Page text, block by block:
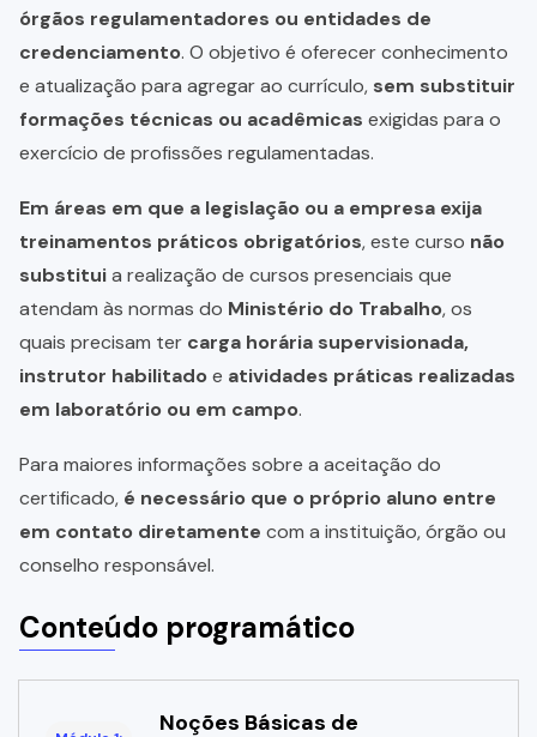
órgãos regulamentadores ou entidades de
credenciamento. O objetivo é oferecer conhecimento
e atualização para agregar ao currículo, sem substituir
formações técnicas ou acadêmicas exigidas para o
exercício de profissões regulamentadas.
Em áreas em que a legislação ou a empresa exija
treinamentos práticos obrigatórios, este curso não
substituia realização de cursos presenciais que
atendam às normas do Ministério do Trabalho, os
quais precisam ter carga horária supervisionada,
instrutor habilitadoe atividades práticas realizadas
em laboratório ou em campo.
Para maiores informações sobre a aceitação do
certificado, é necessário que o próprio aluno entre
em contato diretamente com a instituição, órgão ou
conselho responsável.
Conteúdo programático
Noções Básicas de